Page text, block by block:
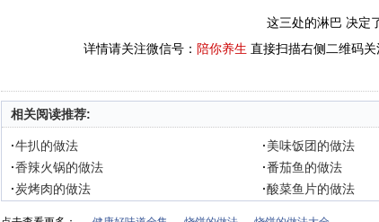
这三处的淋巴 决定
详情请关注微信号： 陪你养生 直接扫描右侧二维码关
相关阅读推荐:
·牛扒的做法 ·美味饭团的做法
·香辣火锅的做法 ·番茄鱼的做法
·炭烤肉的做法 ·酸菜鱼片的做法